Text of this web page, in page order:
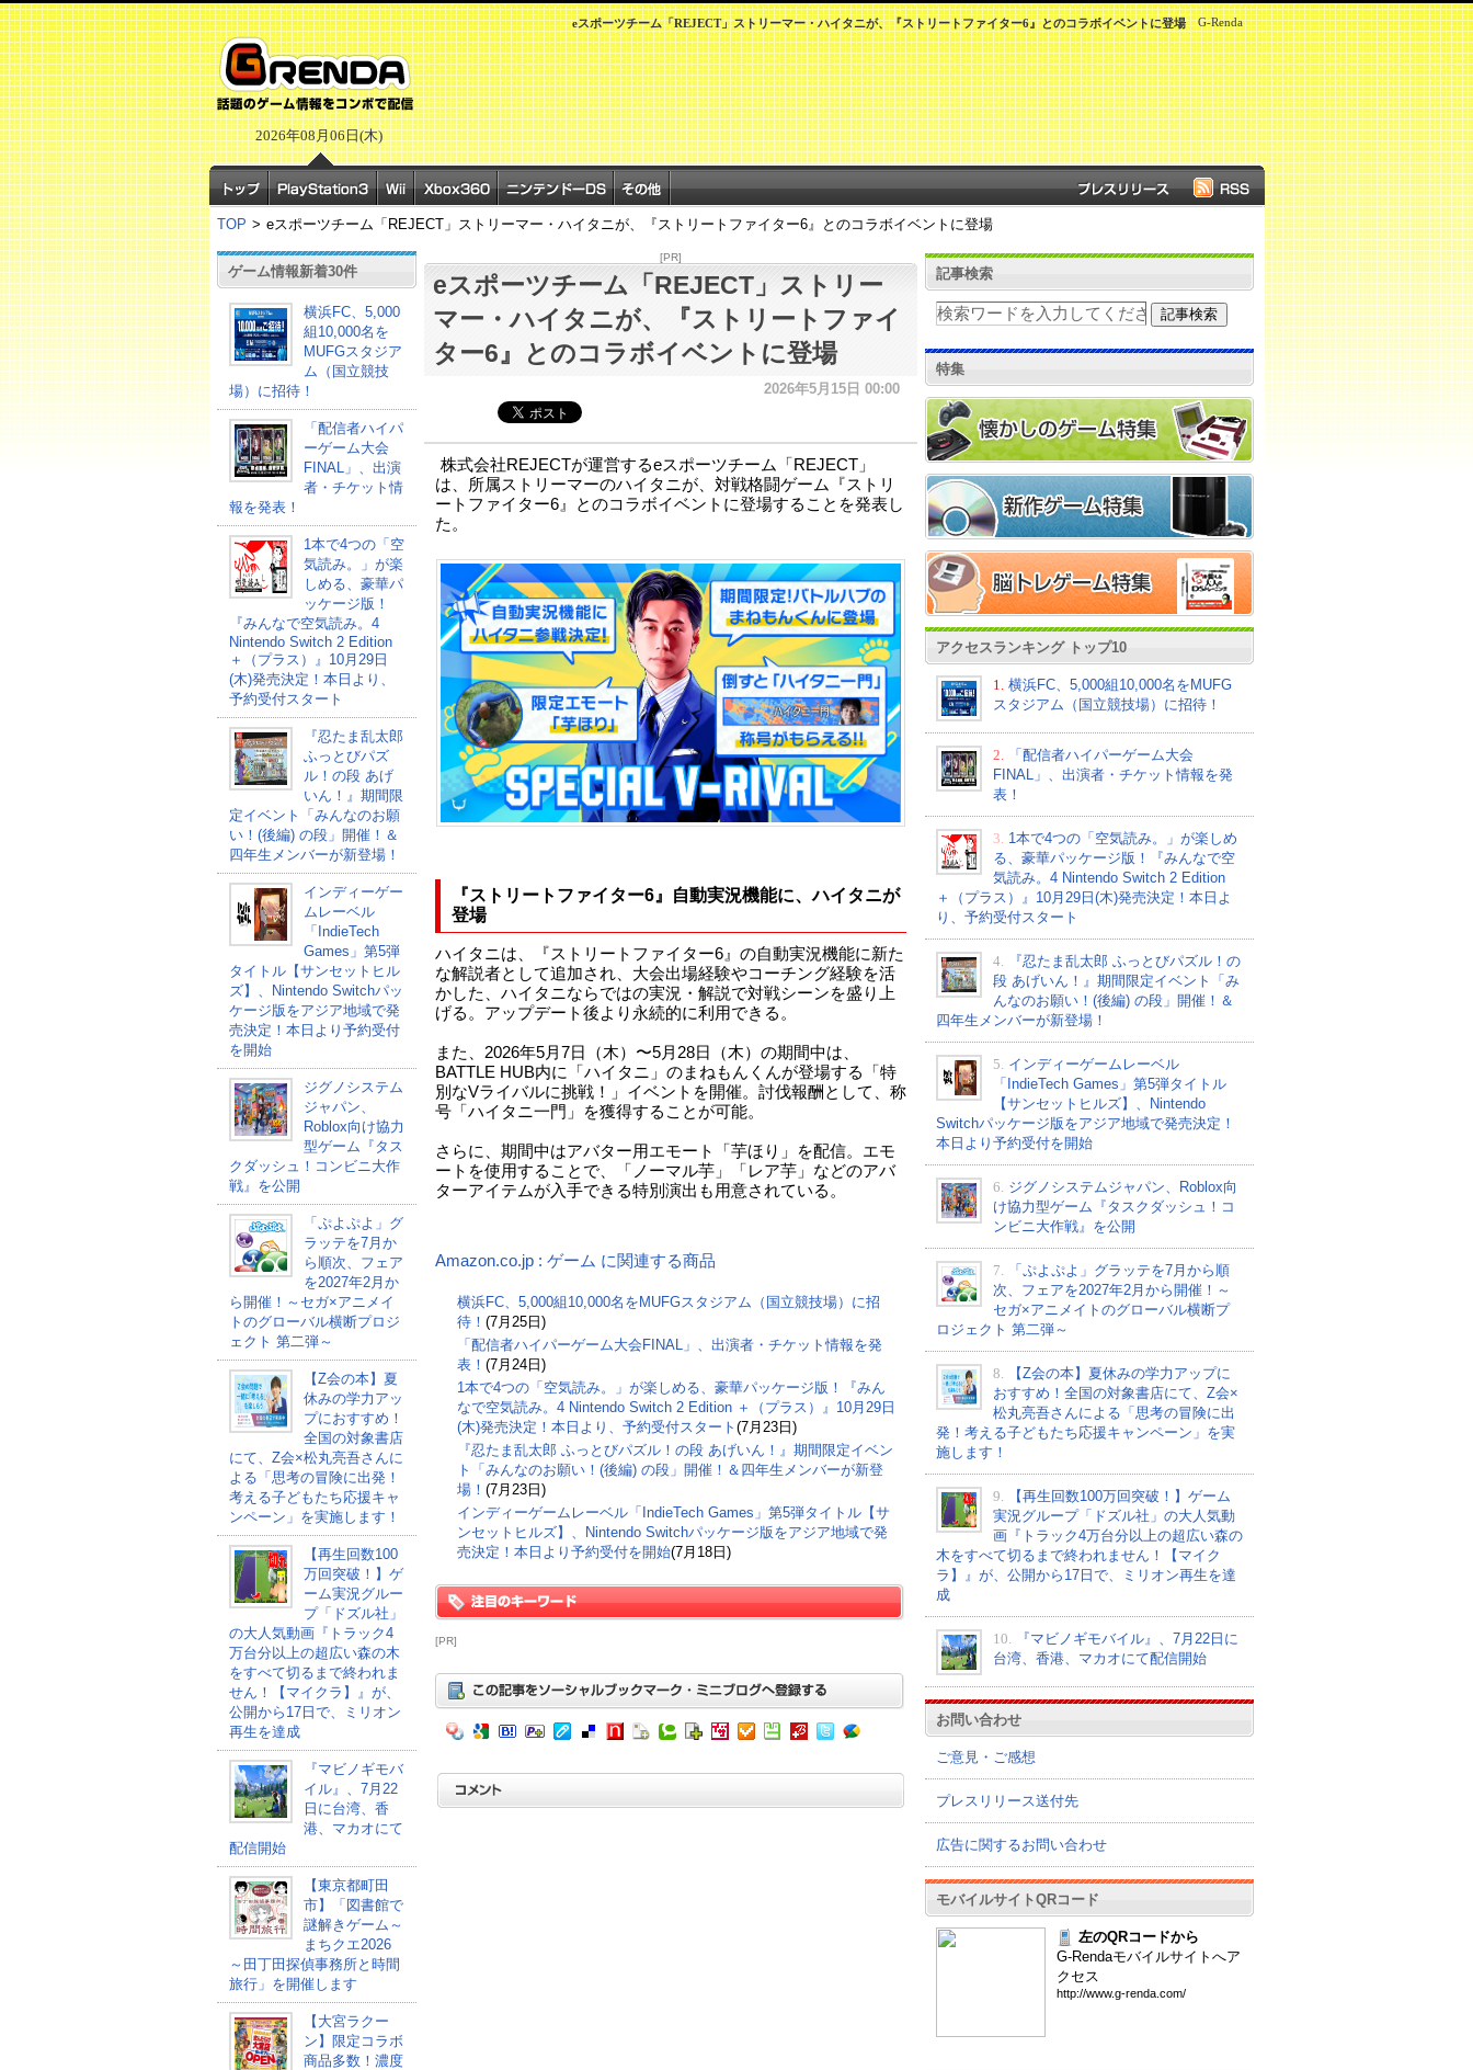
2026年08月06日(木)
G-Renda
eスポーツチーム「REJECT」ストリーマー・ハイタニが、『ストリートファイター6』とのコラボイベントに登場
TOP > eスポーツチーム「REJECT」ストリーマー・ハイタニが、『ストリートファイター6』とのコラボイベントに登場
ゲーム情報新着30件
横浜FC、5,000
組10,000名を
MUFGスタジア
ム（国立競技
場）に招待！
「配信者ハイパ
ーゲーム大会
FINAL」、出演
者・チケット情
報を発表！
1本で4つの「空
気読み。」が楽
しめる、豪華パ
ッケージ版！
『みんなで空気読み。4
Nintendo Switch 2 Edition
＋（プラス）』10月29日
(木)発売決定！本日より、
予約受付スタート
『忍たま乱太郎
ふっとびパズ
ル！の段 あげ
いん！』期間限
定イベント「みんなのお願
い！(後編) の段」開催！＆
四年生メンバーが新登場！
インディーゲー
ムレーベル
「IndieTech
Games」第5弾
タイトル【サンセットヒル
ズ】、Nintendo Switchパッ
ケージ版をアジア地域で発
売決定！本日より予約受付
を開始
ジグノシステム
ジャパン、
Roblox向け協力
型ゲーム『タス
クダッシュ！コンビニ大作
戦』を公開
「ぷよぷよ」グ
ラッテを7月か
ら順次、フェア
を2027年2月か
ら開催！～セガ×アニメイ
トのグローバル横断プロジ
ェクト 第二弾～
【Z会の本】夏
休みの学力アッ
プにおすすめ！
全国の対象書店
にて、Z会×松丸亮吾さんに
よる「思考の冒険に出発！
考える子どもたち応援キャ
ンペーン」を実施します！
【再生回数100
万回突破！】ゲ
ーム実況グルー
プ「ドズル社」
の大人気動画『トラック4
万台分以上の超広い森の木
をすべて切るまで終われま
せん！【マイクラ】』が、
公開から17日で、ミリオン
再生を達成
『マビノギモバ
イル』、7月22
日に台湾、香
港、マカオにて
配信開始
【東京都町田
市】「図書館で
謎解きゲーム～
まちクエ2026
～田丁田探偵事務所と時間
旅行」を開催します
【大宮ラクー
ン】限定コラボ
商品多数！濃度
[PR]
eスポーツチーム「REJECT」ストリー
マー・ハイタニが、『ストリートファイ
ター6』とのコラボイベントに登場
2026年5月15日 00:00
株式会社REJECTが運営するeスポーツチーム「REJECT」
は、所属ストリーマーのハイタニが、対戦格闘ゲーム『ストリ
ートファイター6』とのコラボイベントに登場することを発表し
た。
『ストリートファイター6』自動実況機能に、ハイタニが
登場
ハイタニは、『ストリートファイター6』の自動実況機能に新た
な解説者として追加され、大会出場経験やコーチング経験を活
かした、ハイタニならではの実況・解説で対戦シーンを盛り上
げる。アップデート後より永続的に利用できる。
また、2026年5月7日（木）〜5月28日（木）の期間中は、
BATTLE HUB内に「ハイタニ」のまねもんくんが登場する「特
別なVライバルに挑戦！」イベントを開催。討伐報酬として、称
号「ハイタニ一門」を獲得することが可能。
さらに、期間中はアバター用エモート「芋ほり」を配信。エモ
ートを使用することで、「ノーマル芋」「レア芋」などのアバ
ターアイテムが入手できる特別演出も用意されている。
Amazon.co.jp : ゲーム に関連する商品
横浜FC、5,000組10,000名をMUFGスタジアム（国立競技場）に招
待！ (7月25日)
「配信者ハイパーゲーム大会FINAL」、出演者・チケット情報を発
表！ (7月24日)
1本で4つの「空気読み。」が楽しめる、豪華パッケージ版！『みん
なで空気読み。4 Nintendo Switch 2 Edition ＋（プラス）』10月29日
(木)発売決定！本日より、予約受付スタート (7月23日)
『忍たま乱太郎 ふっとびパズル！の段 あげいん！』期間限定イベン
ト「みんなのお願い！(後編) の段」開催！＆四年生メンバーが新登
場！ (7月23日)
インディーゲームレーベル「IndieTech Games」第5弾タイトル【サ
ンセットヒルズ】、Nintendo Switchパッケージ版をアジア地域で発
売決定！本日より予約受付を開始(7月18日)
[PR]
記事検索
特集
アクセスランキング トップ10
1.
横浜FC、5,000組10,000名をMUFG
スタジアム（国立競技場）に招待！
2.
「配信者ハイパーゲーム大会
FINAL」、出演者・チケット情報を発
表！
3. 1本で4つの「空気読み。」が楽しめ
る、豪華パッケージ版！『みんなで空
気読み。4 Nintendo Switch 2 Edition
＋（プラス）』10月29日(木)発売決定！本日よ
り、予約受付スタート
4.
『忍たま乱太郎 ふっとびパズル！の
段 あげいん！』期間限定イベント「み
んなのお願い！(後編) の段」開催！＆
四年生メンバーが新登場！
5. インディーゲームレーベル
「IndieTech Games」第5弾タイトル
【サンセットヒルズ】、Nintendo
Switchパッケージ版をアジア地域で発売決定！
本日より予約受付を開始
6. ジグノシステムジャパン、Roblox向
け協力型ゲーム『タスクダッシュ！コ
ンビニ大作戦』を公開
7.
「ぷよぷよ」グラッテを7月から順
次、フェアを2027年2月から開催！～
セガ×アニメイトのグローバル横断プ
ロジェクト 第二弾～
8.
【Z会の本】夏休みの学力アップに
おすすめ！全国の対象書店にて、Z会×
松丸亮吾さんによる「思考の冒険に出
発！考える子どもたち応援キャンペーン」を実
施します！
9.
【再生回数100万回突破！】ゲーム
実況グループ「ドズル社」の大人気動
画『トラック4万台分以上の超広い森の
木をすべて切るまで終われません！【マイク
ラ】』が、公開から17日で、ミリオン再生を達
成
10.
『マビノギモバイル』、7月22日に
台湾、香港、マカオにて配信開始
お問い合わせ
ご意見・ご感想
プレスリリース送付先
広告に関するお問い合わせ
モバイルサイトQRコード
左のQRコードから
G-Rendaモバイルサイトへア
クセス
http://www.g-renda.com/